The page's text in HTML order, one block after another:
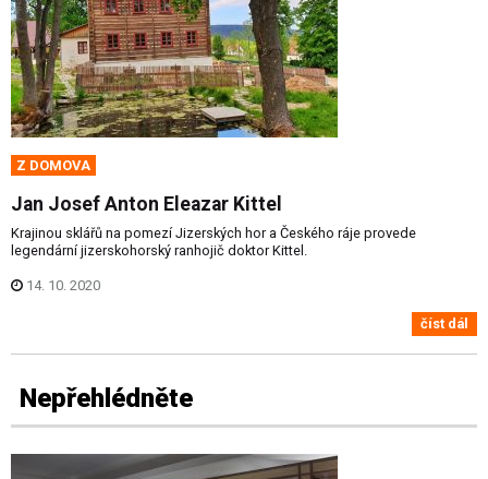
Z DOMOVA
Jan Josef Anton Eleazar Kittel
Krajinou sklářů na pomezí Jizerských hor a Českého ráje provede
legendární jizerskohorský ranhojič doktor Kittel.
14. 10. 2020
číst dál
Nepřehlédněte